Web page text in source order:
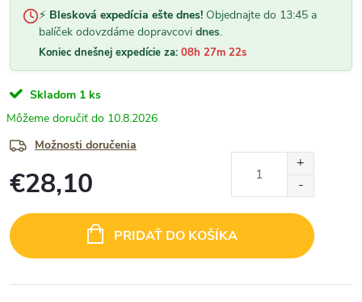
⚡ Blesková expedícia ešte dnes! Objednajte do 13:45 a
balíček odovzdáme dopravcovi dnes.
Koniec dnešnej expedície za: 08h 27m 22s
Skladom 1 ks
10.8.2026
Možnosti doručenia
€28,10
cena:
PRIDAŤ DO KOŠÍKA